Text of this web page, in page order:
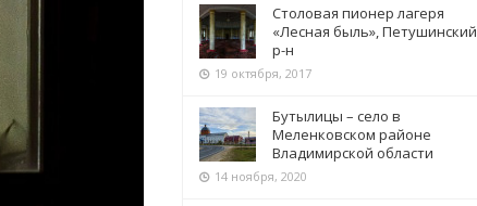
Столовая пионер лагеря
«Лесная быль», Петушинский
р-н
19 октября, 2017
Бутылицы – село в
Меленковском районе
Владимирской области
14 ноября, 2020